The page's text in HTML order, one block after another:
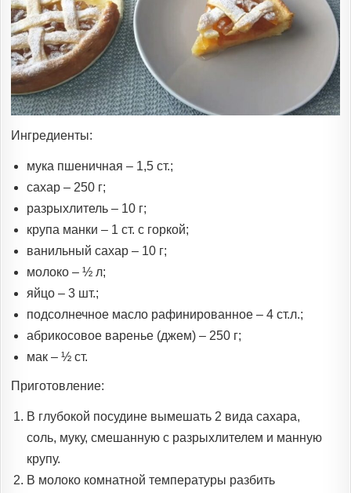
Ингредиенты:
мука пшеничная – 1,5 ст.;
сахар – 250 г;
разрыхлитель – 10 г;
крупа манки – 1 ст. с горкой;
ванильный сахар – 10 г;
молоко – ½ л;
яйцо – 3 шт.;
подсолнечное масло рафинированное – 4 ст.л.;
абрикосовое варенье (джем) – 250 г;
мак – ½ ст.
Приготовление:
В глубокой посудине вымешать 2 вида сахара,
соль, муку, смешанную с разрыхлителем и манную
крупу.
В молоко комнатной температуры разбить